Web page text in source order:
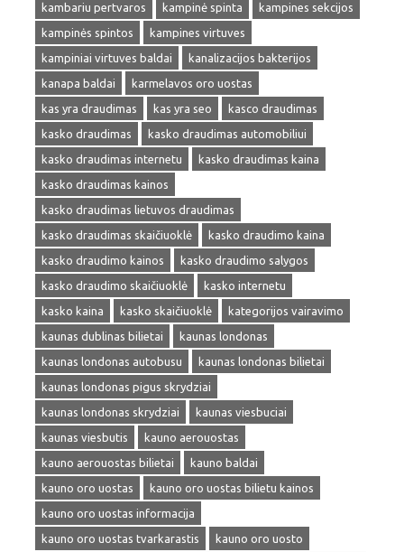
kambariu pertvaros
kampinė spinta
kampines sekcijos
kampinės spintos
kampines virtuves
kampiniai virtuves baldai
kanalizacijos bakterijos
kanapa baldai
karmelavos oro uostas
kas yra draudimas
kas yra seo
kasco draudimas
kasko draudimas
kasko draudimas automobiliui
kasko draudimas internetu
kasko draudimas kaina
kasko draudimas kainos
kasko draudimas lietuvos draudimas
kasko draudimas skaičiuoklė
kasko draudimo kaina
kasko draudimo kainos
kasko draudimo salygos
kasko draudimo skaičiuoklė
kasko internetu
kasko kaina
kasko skaičiuoklė
kategorijos vairavimo
kaunas dublinas bilietai
kaunas londonas
kaunas londonas autobusu
kaunas londonas bilietai
kaunas londonas pigus skrydziai
kaunas londonas skrydziai
kaunas viesbuciai
kaunas viesbutis
kauno aerouostas
kauno aerouostas bilietai
kauno baldai
kauno oro uostas
kauno oro uostas bilietu kainos
kauno oro uostas informacija
kauno oro uostas tvarkarastis
kauno oro uosto